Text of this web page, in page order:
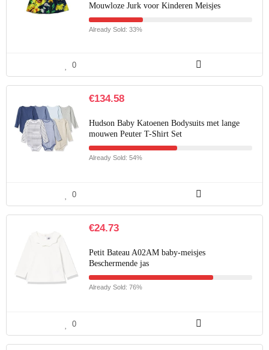
Mouwloze Jurk voor Kinderen Meisjes
Already Sold: 33%
0
€134.58
Hudson Baby Katoenen Bodysuits met lange
mouwen Peuter T-Shirt Set
Already Sold: 54%
0
€24.73
Petit Bateau A02AM baby-meisjes
Beschermende jas
Already Sold: 76%
0